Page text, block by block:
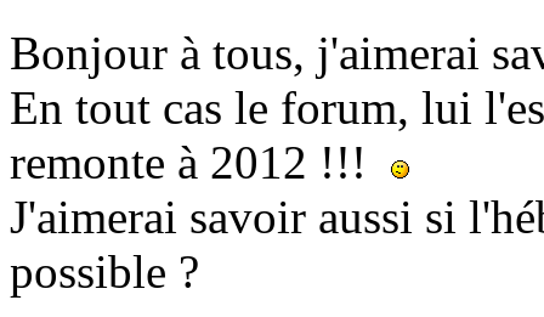
Bonjour à tous, j'aimerai
En tout cas le forum, lui
remonte à 2012 !!!
J'aimerai savoir aussi si
possible ?